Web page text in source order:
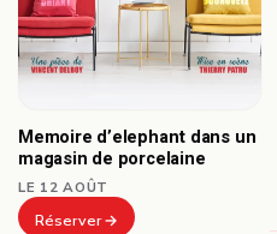
Memoire d’elephant dans un
magasin de porcelaine
LE 12 AOÛT
Réserver